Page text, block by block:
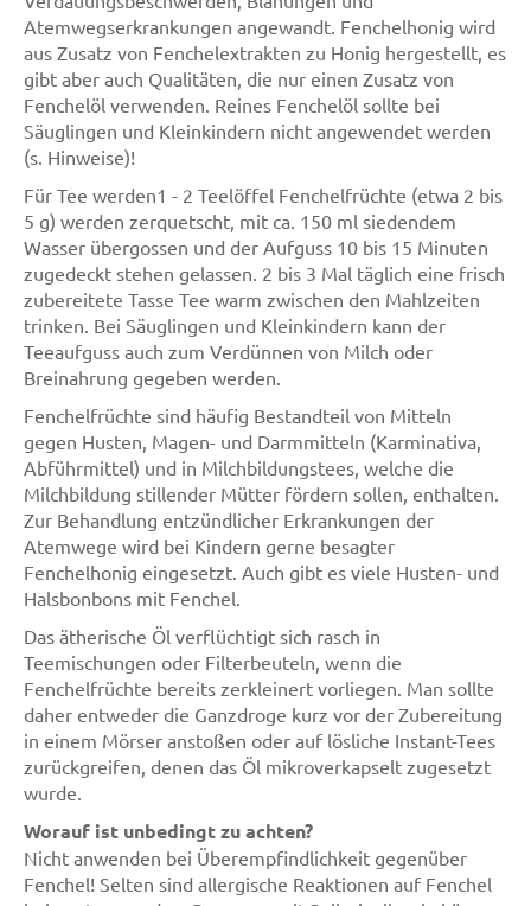
Atemwegserkrankungen angewandt. Fenchelhonig wird
aus Zusatz von Fenchelextrakten zu Honig hergestellt, es
gibt aber auch Qualitäten, die nur einen Zusatz von
Fenchelöl verwenden. Reines Fenchelöl sollte bei
Säuglingen und Kleinkindern nicht angewendet werden
(s. Hinweise)!
Für Tee werden1 - 2 Teelöffel Fenchelfrüchte (etwa 2 bis
5 g) werden zerquetscht, mit ca. 150 ml siedendem
Wasser übergossen und der Aufguss 10 bis 15 Minuten
zugedeckt stehen gelassen. 2 bis 3 Mal täglich eine frisch
zubereitete Tasse Tee warm zwischen den Mahlzeiten
trinken. Bei Säuglingen und Kleinkindern kann der
Teeaufguss auch zum Verdünnen von Milch oder
Breinahrung gegeben werden.
Fenchelfrüchte sind häufig Bestandteil von Mitteln
gegen Husten, Magen- und Darmmitteln (Karminativa,
Abführmittel) und in Milchbildungstees, welche die
Milchbildung stillender Mütter fördern sollen, enthalten.
Zur Behandlung entzündlicher Erkrankungen der
Atemwege wird bei Kindern gerne besagter
Fenchelhonig eingesetzt. Auch gibt es viele Husten- und
Halsbonbons mit Fenchel.
Das ätherische Öl verflüchtigt sich rasch in
Teemischungen oder Filterbeuteln, wenn die
Fenchelfrüchte bereits zerkleinert vorliegen. Man sollte
daher entweder die Ganzdroge kurz vor der Zubereitung
in einem Mörser anstoßen oder auf lösliche Instant-Tees
zurückgreifen, denen das Öl mikroverkapselt zugesetzt
wurde.
Worauf ist unbedingt zu achten?
Nicht anwenden bei Überempfindlichkeit gegenüber
Fenchel! Selten sind allergische Reaktionen auf Fenchel